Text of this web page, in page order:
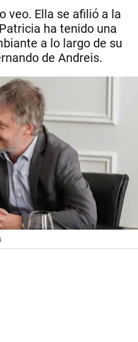
veo. Ella se afilió a la
ha tenido una
a lo largo de su
de Andreis.